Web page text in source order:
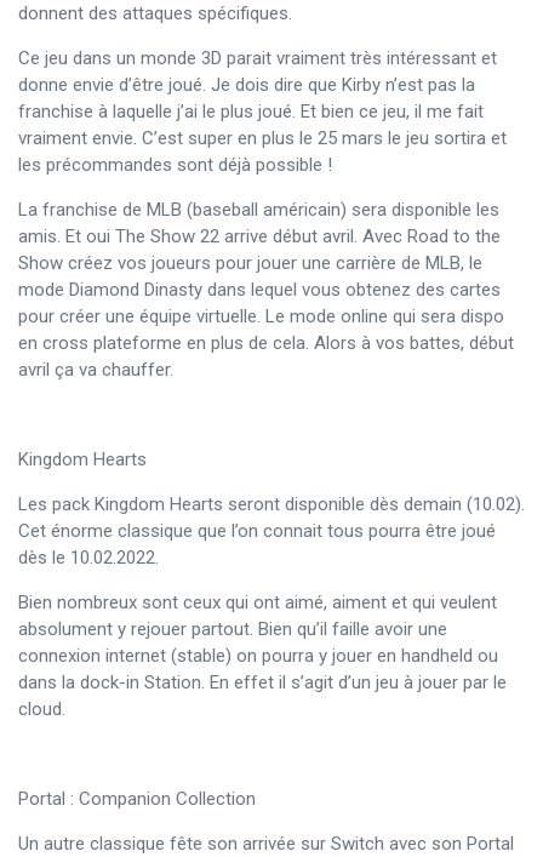
donnent des attaques spécifiques.
Ce jeu dans un monde 3D parait vraiment très intéressant et
donne envie d’être joué. Je dois dire que Kirby n’est pas la
franchise à laquelle j’ai le plus joué. Et bien ce jeu, il me fait
vraiment envie. C’est super en plus le 25 mars le jeu sortira et
les précommandes sont déjà possible !
La franchise de MLB (baseball américain) sera disponible les
amis. Et oui The Show 22 arrive début avril. Avec Road to the
Show créez vos joueurs pour jouer une carrière de MLB, le
mode Diamond Dinasty dans lequel vous obtenez des cartes
pour créer une équipe virtuelle. Le mode online qui sera dispo
en cross plateforme en plus de cela. Alors à vos battes, début
avril ça va chauffer.
Kingdom Hearts
Les pack Kingdom Hearts seront disponible dès demain (10.02).
Cet énorme classique que l’on connait tous pourra être joué
dès le 10.02.2022.
Bien nombreux sont ceux qui ont aimé, aiment et qui veulent
absolument y rejouer partout. Bien qu’il faille avoir une
connexion internet (stable) on pourra y jouer en handheld ou
dans la dock-in Station. En effet il s’agit d’un jeu à jouer par le
cloud.
Portal : Companion Collection
Un autre classique fête son arrivée sur Switch avec son Portal